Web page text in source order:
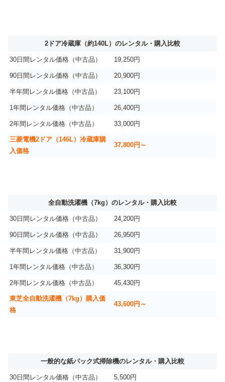
2ドア冷蔵庫（約140L）のレンタル・購入比較
30日間レンタル価格（中古品） 19,250円
90日間レンタル価格（中古品） 20,900円
半年間レンタル価格（中古品） 23,100円
1年間レンタル価格（中古品） 26,400円
2年間レンタル価格（中古品） 33,000円
三菱電機2ドア（146L）冷蔵庫購
入価格
37,800円～
全自動洗濯機（7kg）のレンタル・購入比較
30日間レンタル価格（中古品） 24,200円
90日間レンタル価格（中古品） 26,950円
半年間レンタル価格（中古品） 31,900円
1年間レンタル価格（中古品） 36,300円
2年間レンタル価格（中古品） 45,430円
東芝全自動洗濯機（7kg）購入価
格
43,600円～
一般的な紙パック式掃除機のレンタル・購入比較
30日間レンタル価格（中古品） 5,500円